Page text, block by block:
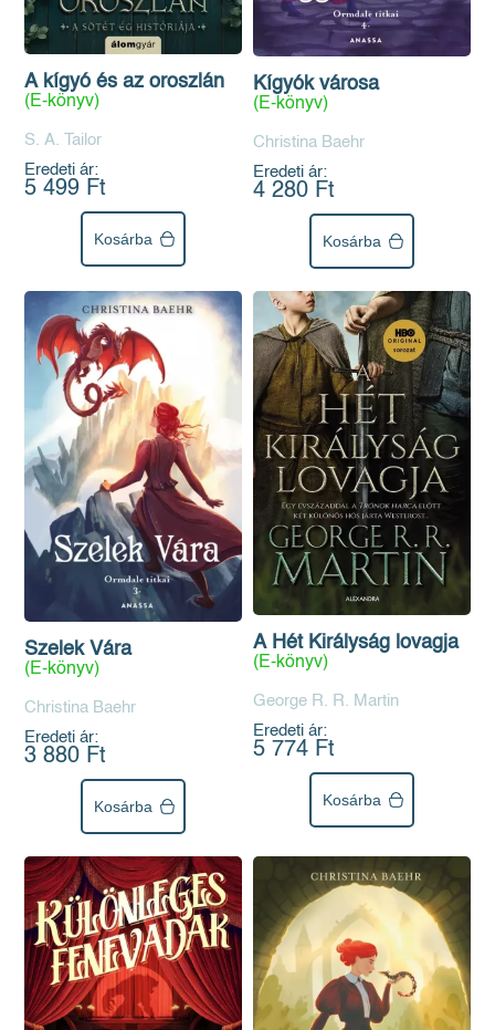
A kígyó és az oroszlán
(E-könyv)
S. A. Tailor
Eredeti ár:
5 499 Ft
Kosárba
Kígyók városa
(E-könyv)
Christina Baehr
Eredeti ár:
4 280 Ft
Kosárba
Szelek Vára
(E-könyv)
Christina Baehr
Eredeti ár:
3 880 Ft
Kosárba
A Hét Királyság lovagja
(E-könyv)
George R. R. Martin
Eredeti ár:
5 774 Ft
Kosárba